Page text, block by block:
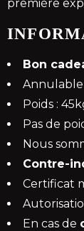
première
Bon
Annulable
Poids :
Pas de
Nous
Contre-
Certificat
En cas de